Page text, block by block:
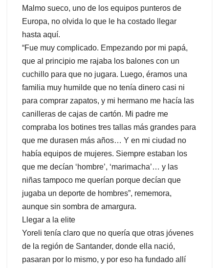
Malmo sueco, uno de los equipos punteros de
Europa, no olvida lo que le ha costado llegar
hasta aquí.
“Fue muy complicado. Empezando por mi papá,
que al principio me rajaba los balones con un
cuchillo para que no jugara. Luego, éramos una
familia muy humilde que no tenía dinero casi ni
para comprar zapatos, y mi hermano me hacía las
canilleras de cajas de cartón. Mi padre me
compraba los botines tres tallas más grandes para
que me durasen más años… Y en mi ciudad no
había equipos de mujeres. Siempre estaban los
que me decían ‘hombre’, ‘marimacha’… y las
niñas tampoco me querían porque decían que
jugaba un deporte de hombres”, rememora,
aunque sin sombra de amargura.
Llegar a la elite
Yoreli tenía claro que no quería que otras jóvenes
de la región de Santander, donde ella nació,
pasaran por lo mismo, y por eso ha fundado allí